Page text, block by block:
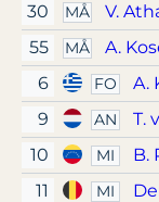
30
MÅ
V.
55
MÅ
A.
6
FO
A.
9
AN T.
10 MI B.
11 MI